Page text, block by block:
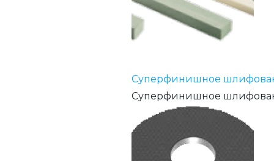
Суперфинишное
Суперфинишное